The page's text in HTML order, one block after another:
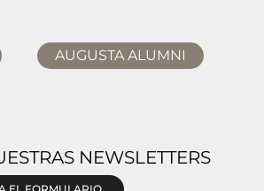
AUGUSTA ALUMNI
NEWSLETTERS